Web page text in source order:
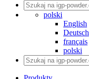
polski
English
Deutsch
français
polski